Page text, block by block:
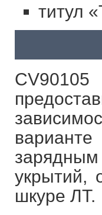
титул
зарядным
укрытий,
шкуре ЛТ.